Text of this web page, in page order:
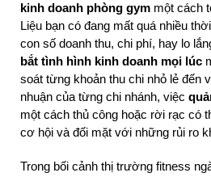
kinh doanh phòng gym một cách
Liệu bạn có đang mất quá nhiều
con số doanh thu, chi phí, hay lo
bắt tình hình kinh doanh mọi lúc
soát từng khoản thu chi nhỏ lẻ đến
nhuận của từng chi nhánh, việc
một cách thủ công hoặc rời rạc có
cơ hội và đối mặt với những rủi ro
Trong bối cảnh thị trường fitness